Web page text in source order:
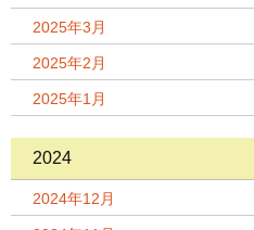
2025年3月
2025年2月
2025年1月
2024
2024年12月